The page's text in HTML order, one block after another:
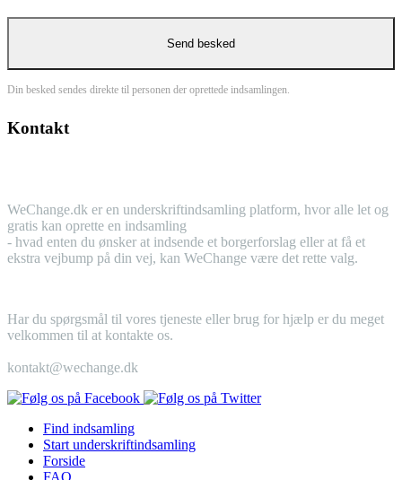
Din besked sendes direkte til personen der oprettede indsamlingen.
Kontakt
WeChange.dk er en underskriftindsamling platform, hvor alle let og
gratis kan oprette en indsamling
- hvad enten du ønsker at indsende et borgerforslag eller at få et
ekstra vejbump på din vej, kan WeChange være det rette valg.
Har du spørgsmål til vores tjeneste eller brug for hjælp er du meget
velkommen til at kontakte os.
kontakt@wechange.dk
Find indsamling
Start underskriftindsamling
Forside
FAQ